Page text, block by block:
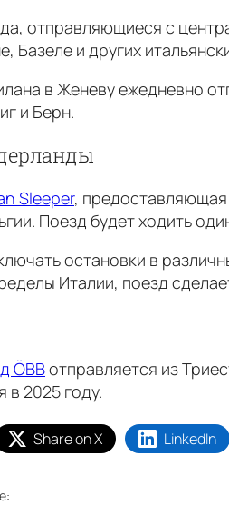
отправляющиеся с
Базеле и других
в Женеву ежедневно
и Берн.
Sleeper, предоставляющая
Поезд будет ходить
остановки в
Италии, поезд
ÖBBотправляется из
в 2025 году.
Share on X LinkedIn